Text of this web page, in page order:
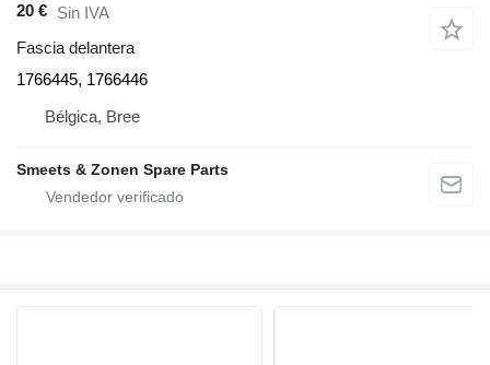
20 € Sin IVA
Fascia delantera
1766445, 1766446
Bélgica, Bree
Smeets & Zonen Spare Parts